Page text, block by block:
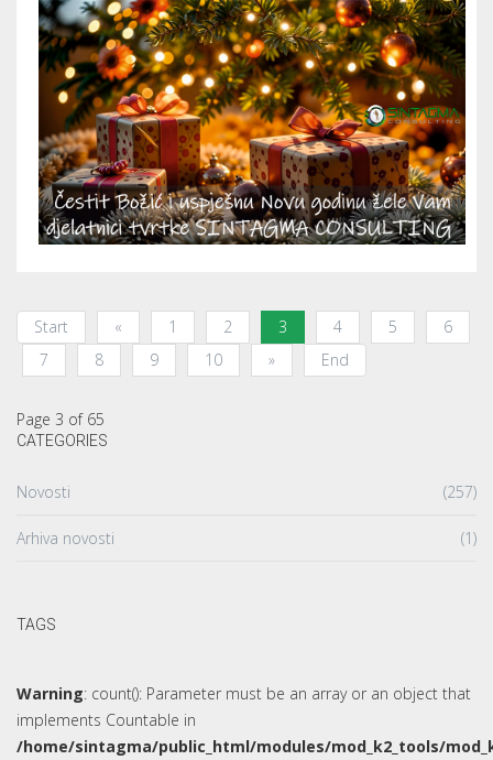
Start « 1 2 3 4 5
6
7
8 9 10 » End
Page 3 of 65
CATEGORIES
Novosti (257)
Arhiva novosti (1)
TAGS
Warning: count(): Parameter must be an array or an object that
implements Countable in
/home/sintagma/public_html/modules/mod_k2_tools/